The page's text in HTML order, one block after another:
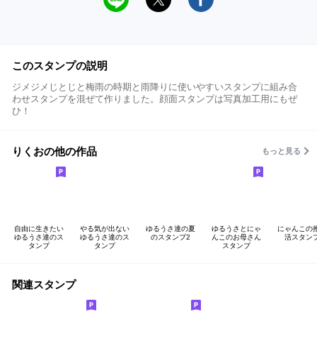
このスタンプの説明
ジメジメじとじと梅雨の時期と雨降りに使いやすいスタンプに組み合
わせスタンプを混ぜて作りました。顔面スタンプは写真加工用にもぜ
ひ！
りくおの他の作品 もっと見る
自由に生きたい
ゆるうさ達のス
タンプ
やる気が出ない
ゆるうさ達のス
タンプ
ゆるうさ達の夏
のスタンプ2
ゆるうさとにゃ
んこのお母さん
スタンプ
にゃんこの
活スタン
関連スタンプ